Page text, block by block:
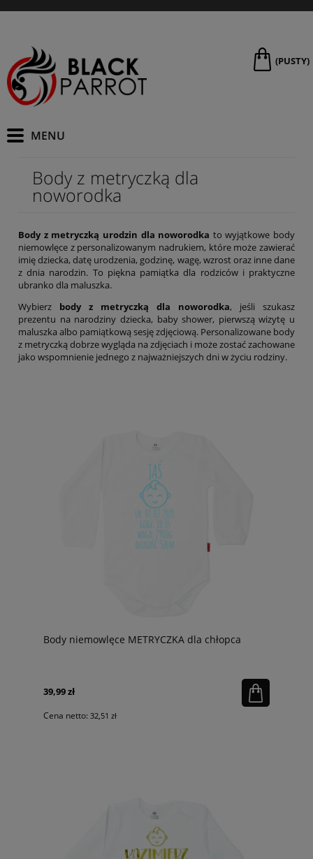
(PUSTY)
Body z metryczką dla
noworodka
Body z metryczką urodzin dla noworodka to wyjątkowe body
niemowlęce z personalizowanym nadrukiem, które może zawierać
imię dziecka, datę urodzenia, godzinę, wagę, wzrost oraz inne dane
z dnia narodzin. To piękna pamiątka dla rodziców i praktyczne
ubranko dla maluszka.
Wybierz body z metryczką dla noworodka, jeśli szukasz
prezentu na narodziny dziecka, baby shower, pierwszą wizytę u
maluszka albo pamiątkową sesję zdjęciową. Personalizowane body
z metryczką dobrze wygląda na zdjęciach i może zostać zachowane
jako wspomnienie jednego z najważniejszych dni w życiu rodziny.
Body niemowlęce METRYCZKA dla chłopca
39,99 zł
Cena netto: 32,51 zł